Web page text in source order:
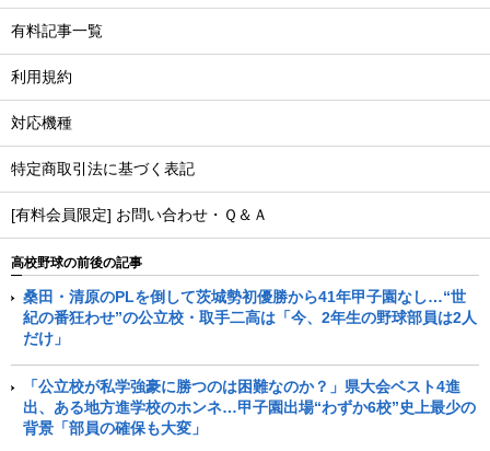
有料記事一覧
利用規約
対応機種
特定商取引法に基づく表記
[有料会員限定] お問い合わせ・Ｑ＆Ａ
高校野球の前後の記事
桑田・清原のPLを倒して茨城勢初優勝から41年甲子園なし…“世
紀の番狂わせ”の公立校・取手二高は「今、2年生の野球部員は2人
だけ」
「公立校が私学強豪に勝つのは困難なのか？」県大会ベスト4進
出、ある地方進学校のホンネ…甲子園出場“わずか6校”史上最少の
背景「部員の確保も大変」